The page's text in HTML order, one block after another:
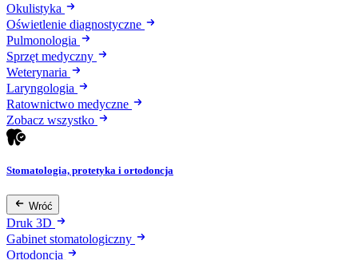
Okulistyka
Oświetlenie diagnostyczne
Pulmonologia
Sprzęt medyczny
Weterynaria
Laryngologia
Ratownictwo medyczne
Zobacz wszystko
Stomatologia, protetyka i ortodoncja
Wróć
Druk 3D
Gabinet stomatologiczny
Ortodoncja